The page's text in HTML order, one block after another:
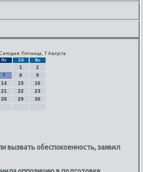
Сегодня: Пятница, 7 Августа
Пт Сб Вс
1
2
7 8
9
14 15
16
21 22
23
28 29
30
вызвать обеспокоенность, заявил